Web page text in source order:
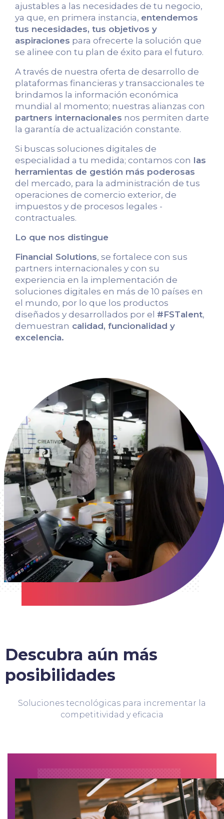
ajustables a las necesidades de tu negocio,
ya que, en primera instancia, entendemos
tus necesidades, tus objetivos y
aspiraciones para ofrecerte la solución que
se alinee con tu plan de éxito para el futuro.
A través de nuestra oferta de desarrollo de
plataformas financieras y transaccionales te
brindamos la información económica
mundial al momento; nuestras alianzas con
partners internacionales nos permiten darte
la garantía de actualización constante.
Si buscas soluciones digitales de
especialidad a tu medida; contamos con las
herramientas de gestión más poderosas
del mercado, para la administración de tus
operaciones de comercio exterior, de
impuestos y de procesos legales -
contractuales.
Lo que nos distingue
Financial Solutions, se fortalece con sus
partners internacionales y con su
experiencia en la implementación de
soluciones digitales en más de 10 países en
el mundo, por lo que los productos
diseñados y desarrollados por el #FSTalent,
demuestran calidad, funcionalidad y
excelencia.
Descubra aún más
posibilidades
Soluciones tecnológicas para incrementar la
competitividad y eficacia